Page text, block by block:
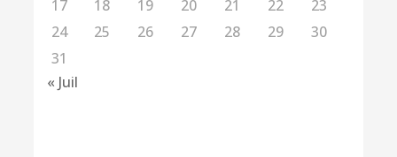
17 18 19 20 21 22
23
24
25 26 27 28 29
30
31
« Juil